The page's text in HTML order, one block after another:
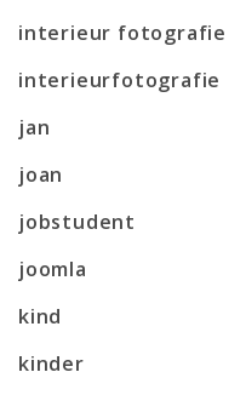
interieur fotografie
interieurfotografie
jan
joan
jobstudent
joomla
kind
kinder